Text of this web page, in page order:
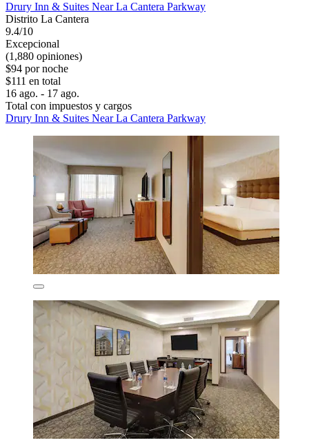
Drury Inn & Suites Near La Cantera Parkway
Distrito La Cantera
9.4/10
Excepcional
(1,880 opiniones)
$94 por noche
$111 en total
16 ago. - 17 ago.
Total con impuestos y cargos
Drury Inn & Suites Near La Cantera Parkway